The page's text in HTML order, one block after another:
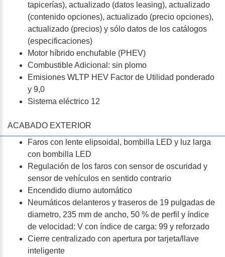
tapicerías), actualizado (datos leasing), actualizado
(contenido opciones), actualizado (precio opciones),
actualizado (precios) y sólo datos de los catálogos
(especificaciones)
Motor híbrido enchufable (PHEV)
Combustible Adicional: sin plomo
Emisiones WLTP HEV Factor de Utilidad ponderado
y 9,0
Sistema eléctrico 12
ACABADO EXTERIOR
Faros con lente elipsoidal, bombilla LED y luz larga
con bombilla LED
Regulación de los faros con sensor de oscuridad y
sensor de vehículos en sentido contrario
Encendido diurno automático
Neumáticos delanteros y traseros de 19 pulgadas de
diametro, 235 mm de ancho, 50 % de perfil y índice
de velocidad: V con índice de carga: 99 y reforzado
Cierre centralizado con apertura por tarjeta/llave
inteligente